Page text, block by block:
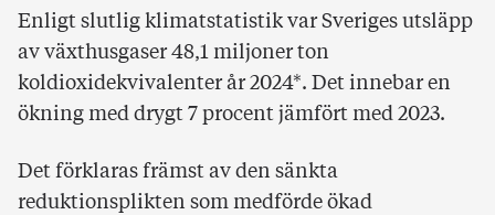
Enligt slutlig klimatstatistik var Sveriges utsläpp
av växthusgaser 48,1 miljoner ton
koldioxidekvivalenter år 2024*. Det innebar en
ökning med drygt 7 procent jämfört med 2023.
Det förklaras främst av den sänkta
reduktionsplikten som medförde ökad